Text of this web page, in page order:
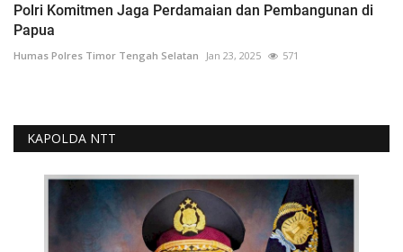
Polri Komitmen Jaga Perdamaian dan Pembangunan di
Papua
Humas Polres Timor Tengah Selatan Jan 23, 2025 571
KAPOLDA NTT